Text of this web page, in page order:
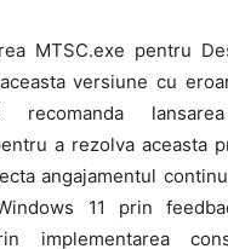
MTSC.exe pentru
versiune cu
recomanda
a rezolva aceasta
angajamentul
11 prin
implementarea